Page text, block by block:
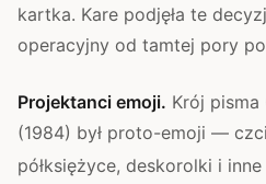
kartka. Kare podjęła te
operacyjny od tamtej pory
Projektanci emoji. Krój
(1984) był proto-emoji —
półksiężyce, deskorolki i